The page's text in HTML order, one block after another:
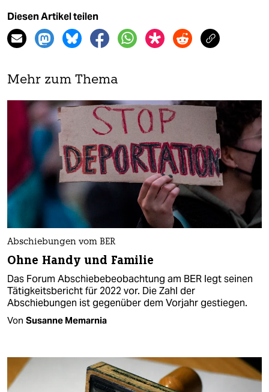
Diesen Artikel teilen
Mehr zum Thema
Abschiebungen vom BER
Ohne Handy und Familie
Das Forum Abschiebebeobachtung am BER legt seinen
Tätigkeitsbericht für 2022 vor. Die Zahl der
Abschiebungen ist gegenüber dem Vorjahr gestiegen.
Von Susanne Memarnia